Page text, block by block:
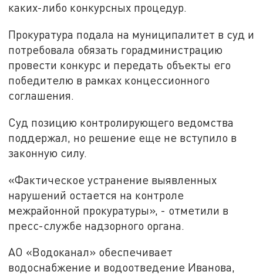
каких-либо конкурсных процедур.
Прокуратура подала на муниципалитет в суд и
потребовала обязать горадминистрацию
провести конкурс и передать объекты его
победителю в рамках концессионного
соглашения.
Суд позицию контролирующего ведомства
поддержал, но решение еще не вступило в
законную силу.
«Фактическое устранение выявленных
нарушений остается на контроле
межрайонной прокуратуры», - отметили в
пресс-службе надзорного органа.
АО «Водоканал» обеспечивает
водоснабжение и водоотведение Иванова,